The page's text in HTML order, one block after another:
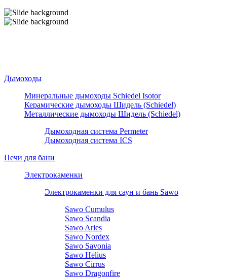
Дымоходы
Минеральные дымоходы Schiedel Isotor
Керамические дымоходы Шидель (Schiedel)
Металлические дымоходы Шидель (Schiedel)
Дымоходная система Permeter
Дымоходная система ICS
Печи для бани
Электрокаменки
Электрокаменки для саун и бань Sawo
Sawo Cumulus
Sawo Scandia
Sawo Aries
Sawo Nordex
Sawo Savonia
Sawo Helius
Sawo Cirrus
Sawo Dragonfire